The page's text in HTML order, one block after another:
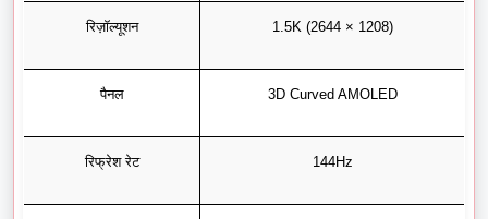
रिज़ॉल्यूशन 1.5K (2644 × 1208)
पैनल 3D Curved AMOLED
रिफ्रेश रेट 144Hz